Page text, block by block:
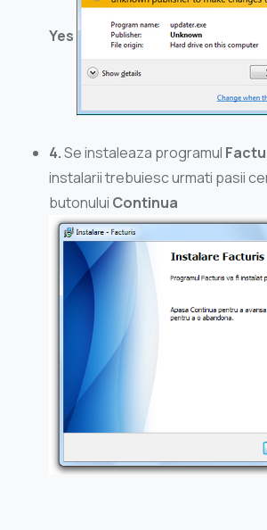
Yes
4.Se instaleaza programul
instalarii trebuiesc urmati pasii
butonului Continua